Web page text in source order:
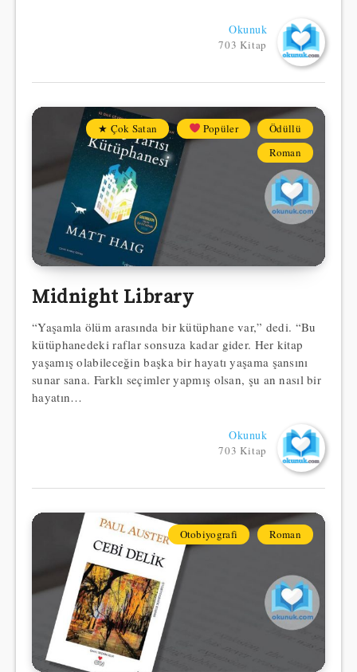
Okunuk
703 Kitap
★ Çok Satan Popüler
Ödüllü
Roman
Midnight Library
“Yaşamla ölüm arasında bir kütüphane var,” dedi. “Bu
kütüphanedeki raflar sonsuza kadar gider. Her kitap
yaşamış olabileceğin başka bir hayatı yaşama şansını
sunar sana. Farklı seçimler yapmış olsan, şu an nasıl bir
hayatın…
Okunuk
703 Kitap
Otobiyografi Roman